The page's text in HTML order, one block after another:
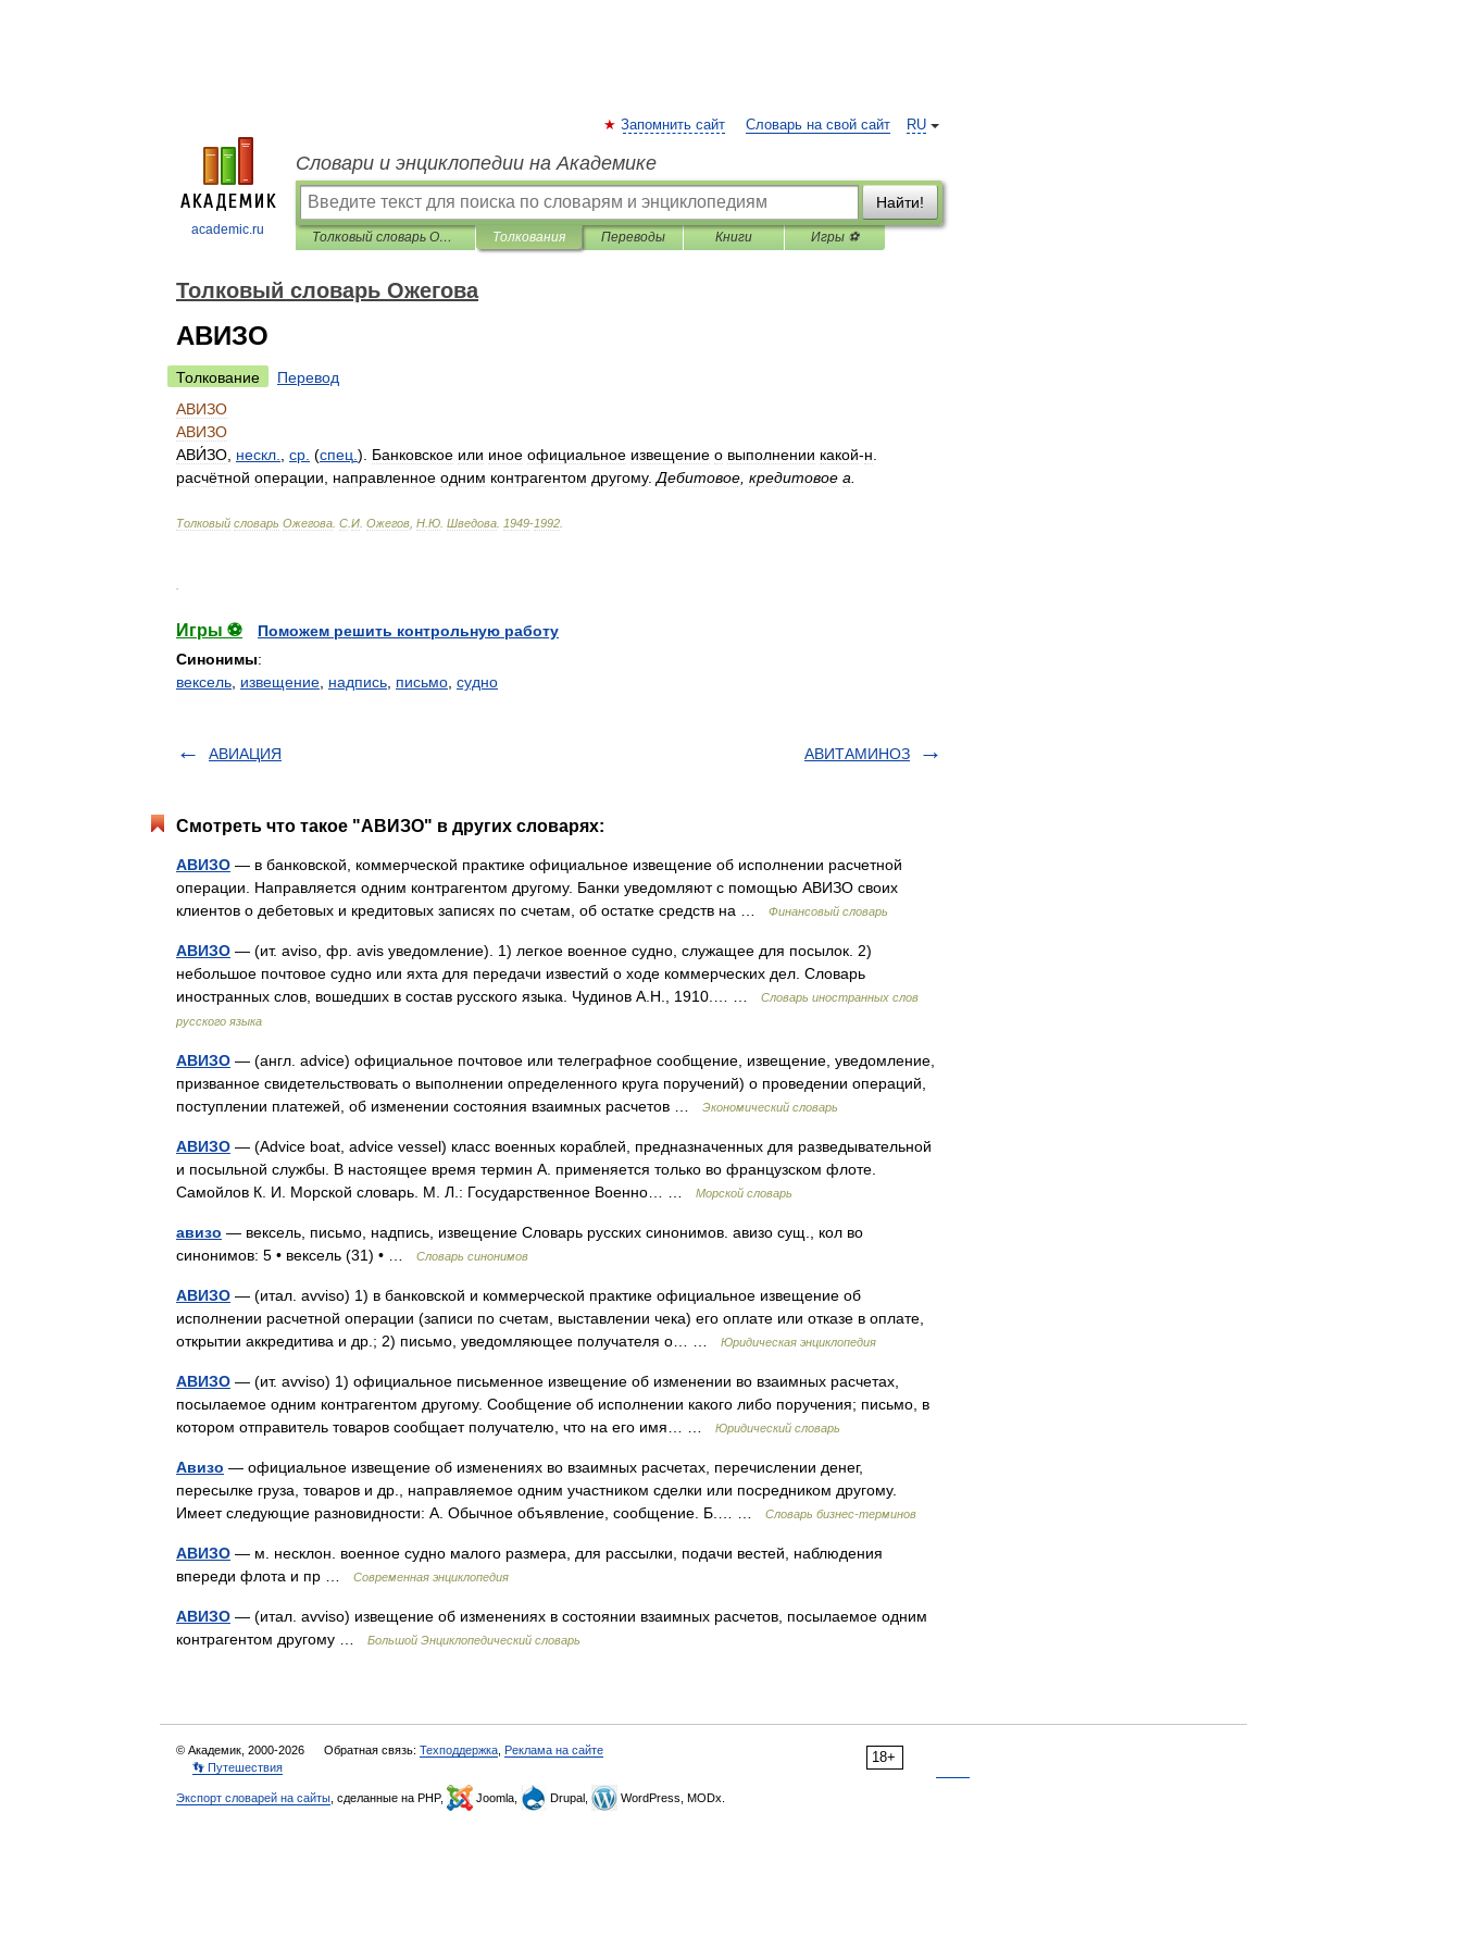
academic.ru
RU
Запомнить сайт Словарь на свой сайт
Словари и энциклопедии на Академике
Найти!
Толковый словарь Ожегова Толкования Переводы Книги Игры ⚽
Толковый словарь Ожегова
АВИЗО
Толкование
Перевод
АВИЗО
АВИЗО
АВИ́ЗО нескл ср (спец ). Банковское или иное официальное извещение о выполнении какой-н
расчётной операции направленное одним контрагентом другому. Дебитовое кредитовое а
Толковый словарь Ожегова С И Ожегов Н Ю Шведова 1949-1992
Игры ⚽
Поможем решить контрольную работу
Синонимы:
вексель извещение надпись письмо судно
АВИАЦИЯ АВИТАМИНОЗ
Смотреть что такое "АВИЗО" в других словарях:
АВИЗО — в банковской, коммерческой практике официальное извещение об исполнении расчетной
операции. Направляется одним контрагентом другому. Банки уведомляют с помощью АВИЗО своих
клиентов о дебетовых и кредитовых записях по счетам, об остатке средств на …
Финансовый словарь
АВИЗО — (ит. aviso, фр. avis уведомление). 1) легкое военное судно, служащее для посылок. 2)
небольшое почтовое судно или яхта для передачи известий о ходе коммерческих дел. Словарь
иностранных слов, вошедших в состав русского языка. Чудинов А.Н., 1910.… …
Словарь иностранных слов
русского языка
АВИЗО — (англ. advice) официальное почтовое или телеграфное сообщение, извещение, уведомление,
призванное свидетельствовать о выполнении определенного круга поручений) о проведении операций,
поступлении платежей, об изменении состояния взаимных расчетов …
Экономический словарь
АВИЗО — (Advice boat, advice vessel) класс военных кораблей, предназначенных для разведывательной
и посыльной службы. В настоящее время термин А. применяется только во французском флоте.
Самойлов К. И. Морской словарь. М. Л.: Государственное Военно… …
Морской словарь
авизо — вексель, письмо, надпись, извещение Словарь русских синонимов. авизо сущ., кол во
синонимов: 5 • вексель (31) • …
Словарь синонимов
АВИЗО — (итал. avviso) 1) в банковской и коммерческой практике официальное извещение об
исполнении расчетной операции (записи по счетам, выставлении чека) его оплате или отказе в оплате,
открытии аккредитива и др.; 2) письмо, уведомляющее получателя о… …
Юридическая энциклопедия
АВИЗО — (ит. avviso) 1) официальное письменное извещение об изменении во взаимных расчетах,
посылаемое одним контрагентом другому. Сообщение об исполнении какого либо поручения; письмо, в
котором отправитель товаров сообщает получателю, что на его имя… …
Юридический словарь
Авизо — официальное извещение об изменениях во взаимных расчетах, перечислении денег,
пересылке груза, товаров и др., направляемое одним участником сделки или посредником другому.
Имеет следующие разновидности: А. Обычное объявление, сообщение. Б.… …
Словарь бизнес-терминов
АВИЗО — м. несклон. военное судно малого размера, для рассылки, подачи вестей, наблюдения
впереди флота и пр …
Современная энциклопедия
АВИЗО — (итал. avviso) извещение об изменениях в состоянии взаимных расчетов, посылаемое одним
контрагентом другому …
Большой Энциклопедический словарь
18+
© Академик, 2000-2026 Обратная связь: Техподдержка Реклама на сайте
👣 Путешествия
Экспорт словарей на сайты , сделанные на PHP, Joomla, Drupal, WordPress, MODx.